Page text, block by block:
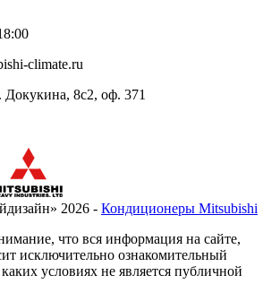
climate.ru
8с2, оф. 371
2026 - Кондиционеры Mitsubishi
что вся информация на сайте,
исключительно ознакомительный
условиях не является публичной